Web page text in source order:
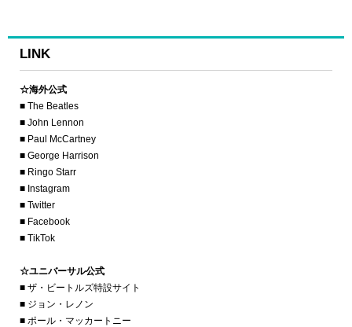
LINK
☆海外公式
■ The Beatles
■ John Lennon
■ Paul McCartney
■ George Harrison
■ Ringo Starr
■ Instagram
■ Twitter
■ Facebook
■ TikTok
☆ユニバーサル公式
■ ザ・ビートルズ特設サイト
■ ジョン・レノン
■ ポール・マッカートニー